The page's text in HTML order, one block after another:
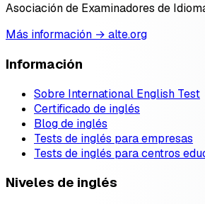
Asociación de Examinadores de
Más información → alte.org
Información
Sobre International English Test
Certificado de inglés
Blog de inglés
Tests de inglés para empresas
Tests de inglés para centros
Niveles de inglés